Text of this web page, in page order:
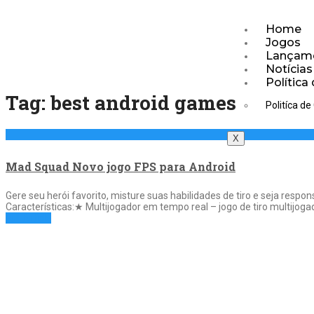
Home
Jogos
Notícias
Política
Politíca de
X
Tag: best android games
Mad Squad Novo jogo FPS para Android
Gere seu herói favorito, misture suas habilidades de tiro e seja
Características:★ Multijogador em tempo real – jogo de tiro